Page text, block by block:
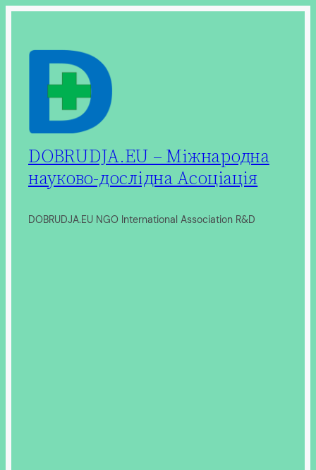
вмісту
DOBRUDJA.EU – Міжнародна
науково-дослідна Асоціація
DOBRUDJA.EU NGO International Association R&D